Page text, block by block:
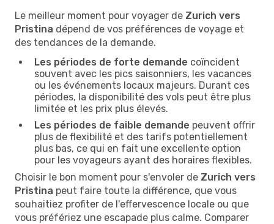
Le meilleur moment pour voyager de Zurich vers
Pristina dépend de vos préférences de voyage et
des tendances de la demande.
Les périodes de forte demande coïncident
souvent avec les pics saisonniers, les vacances
ou les événements locaux majeurs. Durant ces
périodes, la disponibilité des vols peut être plus
limitée et les prix plus élevés.
Les périodes de faible demande peuvent offrir
plus de flexibilité et des tarifs potentiellement
plus bas, ce qui en fait une excellente option
pour les voyageurs ayant des horaires flexibles.
Choisir le bon moment pour s'envoler de Zurich vers
Pristina peut faire toute la différence, que vous
souhaitiez profiter de l'effervescence locale ou que
vous préfériez une escapade plus calme. Comparer